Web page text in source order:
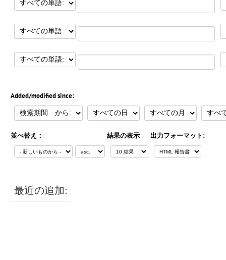
Added/modified since:
並べ替え： 結果の表示 出力フォーマット:
最近の追加: